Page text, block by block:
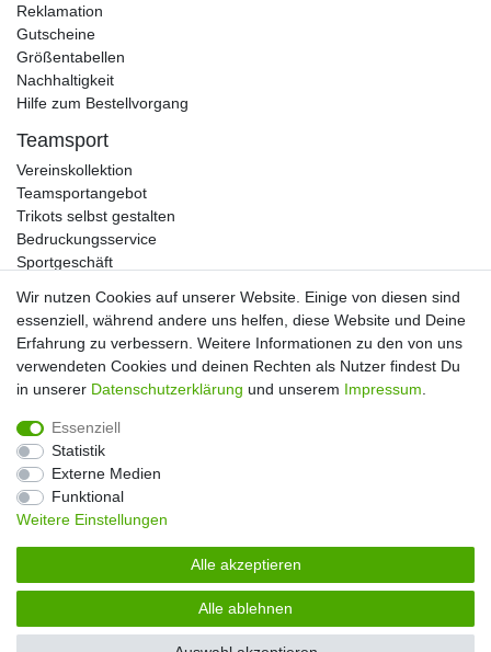
Reklamation
Gutscheine
Größentabellen
Nachhaltigkeit
Hilfe zum Bestellvorgang
Teamsport
Vereinskollektion
Teamsportangebot
Trikots selbst gestalten
Bedruckungsservice
Sportgeschäft
Widerrufs­recht
Wir nutzen Cookies auf unserer Website. Einige von diesen sind
essenziell, während andere uns helfen, diese Website und Deine
Erfahrung zu verbessern. Weitere Informationen zu den von uns
verwendeten Cookies und deinen Rechten als Nutzer findest Du
in unserer Daten­schutz­erklärung und unserem Impressum
Essenziell
Statistik
Externe Medien
Funktional
Weitere Einstellungen
Alle akzeptieren
Alle ablehnen